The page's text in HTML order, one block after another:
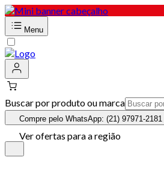
Menu
Buscar por produto ou marca
Compre pelo WhatsApp: (21) 97971-2181
Ver ofertas para a região